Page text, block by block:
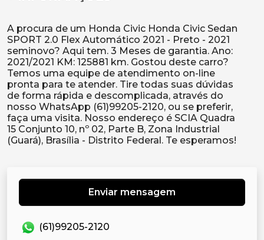
A procura de um Honda Civic Honda Civic Sedan
SPORT 2.0 Flex Automático 2021 - Preto - 2021
seminovo? Aqui tem. 3 Meses de garantia. Ano:
2021/2021 KM: 125881 km. Gostou deste carro?
Temos uma equipe de atendimento on-line
pronta para te atender. Tire todas suas dúvidas
de forma rápida e descomplicada, através do
nosso WhatsApp (61)99205-2120, ou se preferir,
faça uma visita. Nosso endereço é SCIA Quadra
15 Conjunto 10, nº 02, Parte B, Zona Industrial
Enviar mensagem
(61)99205-2120